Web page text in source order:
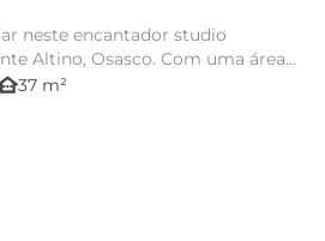
neste encantador studio
Altino, Osasco. Com uma área
37 m²